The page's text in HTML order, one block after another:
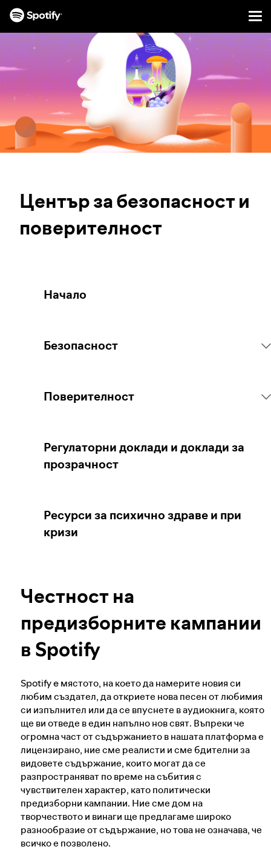
КЪМ
СЪДЪРЖАНИЕТО
Център за безопасност и
поверителност
Начало
Безопасност
Докладване на съдържание
Насоки за родители и настойници
Spotify
съдържание
Нашият подход към насилствения
екстремизъм
Повече за препоръките
Контакти във връзка със Законодателния
акт за цифровите услуги
Поверителност
Управление на поверителността Ви
Регулаторни доклади и доклади за
прозрачност
Ресурси за психично здраве и при
кризи
Честност на
предизборните кампании
в Spotify
Spotify e мястото, на което да намерите новия си
любим създател, да откриете нова песен от любимия
си изпълнител или да се впуснете в аудиокнига, която
ще ви отведе в един напълно нов свят. Въпреки че
огромна част от съдържанието в нашата платформа е
лицензирано, ние сме реалисти и сме бдителни за
видовете съдържание, които могат да се
разпространяват по време на събития с
чувствителен характер, като политически
предизборни кампании. Ние сме дом на
творчеството и винаги ще предлагаме широко
разнообразие от съдържание, но това не означава, че
всичко е позволено.